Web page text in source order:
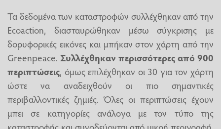
Τα δεδομένα των καταστροφών συλλέχθηκαν από την
Ecoaction, διασταυρώθηκαν μέσω σύγκρισης με
δορυφορικές εικόνες και μπήκαν στον χάρτη από την
Greenpeace. Συλλέχθηκαν περισσότερες από 900
περιπτώσεις, όμως επιλέχθηκαν οι 30 για τον χάρτη
ώστε να αναδειχθούν οι πιο σημαντικές
περιβαλλοντικές ζημιές. Όλες οι περιπτώσεις έχουν
μπει σε κατηγορίες ανάλογα με τον τύπο της